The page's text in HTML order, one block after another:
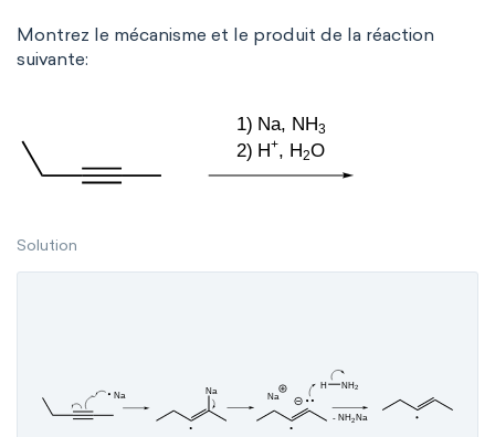
Montrez le mécanisme et le produit de la réaction
suivante:
Solution